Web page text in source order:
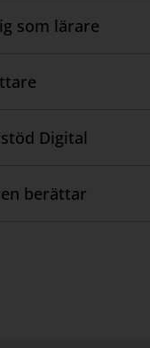
som lärare
Digital
berättar